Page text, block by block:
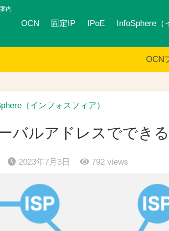
内
OCN 固定IP IPoE InfoSphere（
OCN
（インフォスフィア）
バルアドレスででき
2023年7月3日 792 views